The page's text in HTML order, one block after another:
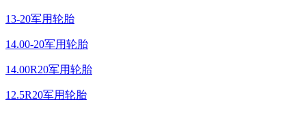
13-20军用轮胎
14.00-20军用轮胎
14.00R20军用轮胎
12.5R20军用轮胎